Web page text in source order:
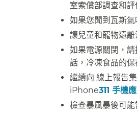
室索償部調查和評
如果您聞到瓦斯
讓兒童和寵物遠
如果電源關閉，
話，冷凍食品的
繼續向 線上報告
iPhone311 手機
檢查暴風暴後可